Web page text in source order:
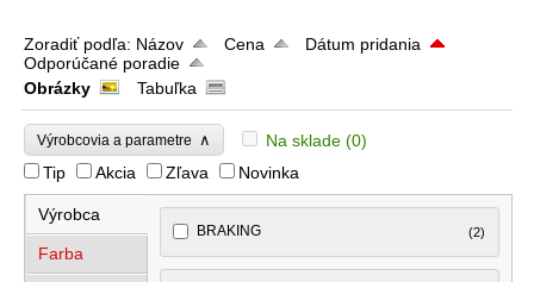
Zoradiť podľa: Názov Cena
Dátum pridania
Odporúčané poradie
Obrázky
Tabuľka
Výrobcovia a parametre ∧ Na sklade (0)
Tip
Akcia Zľava Novinka
Výrobca
Farba
BRAKING (2)